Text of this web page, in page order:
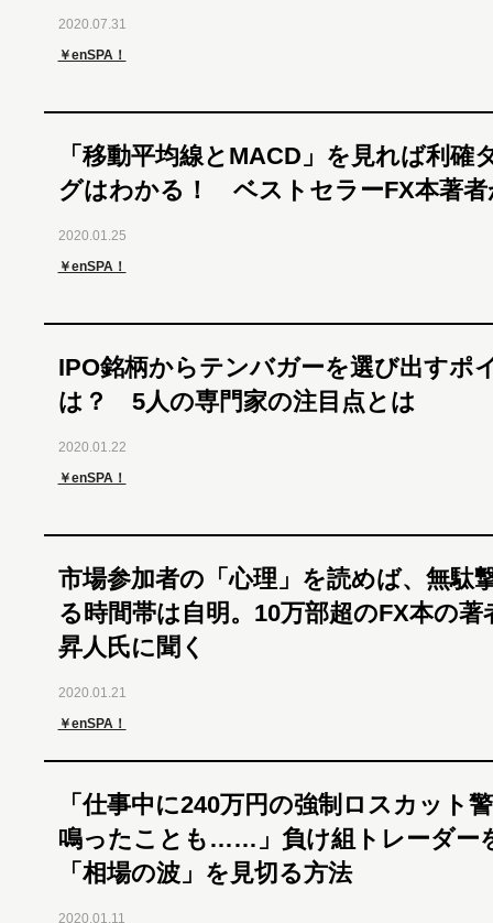
2020.07.31
￥enSPA！
「移動平均線とMACD」を見れば利確
グはわかる！ ベストセラーFX本著者
2020.01.25
￥enSPA！
IPO銘柄からテンバガーを選び出すポ
は？ 5人の専門家の注目点とは
2020.01.22
￥enSPA！
市場参加者の「心理」を読めば、無駄
る時間帯は自明。10万部超のFX本の著
昇人氏に聞く
2020.01.21
￥enSPA！
「仕事中に240万円の強制ロスカット
鳴ったことも……」負け組トレーダー
「相場の波」を見切る方法
2020.01.11